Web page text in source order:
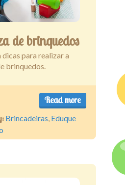
de brinquedos
dicas para realizar a
brinquedos.
Read more
Brincadeiras, Eduque